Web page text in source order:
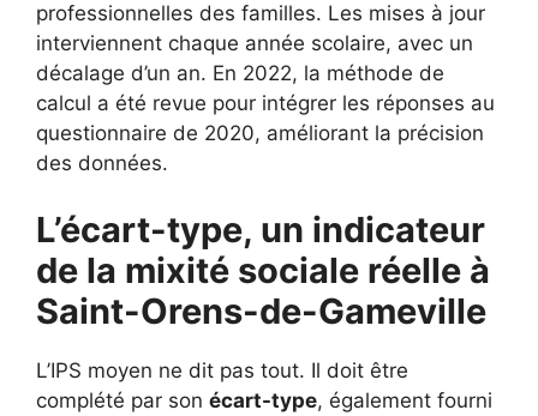
professionnelles des familles. Les mises à jour
interviennent chaque année scolaire, avec un
décalage d’un an. En 2022, la méthode de
calcul a été revue pour intégrer les réponses au
questionnaire de 2020, améliorant la précision
des données.
L’écart-type, un indicateur
de la mixité sociale réelle à
Saint-Orens-de-Gameville
L’IPS moyen ne dit pas tout. Il doit être
complété par son écart-type, également fourni